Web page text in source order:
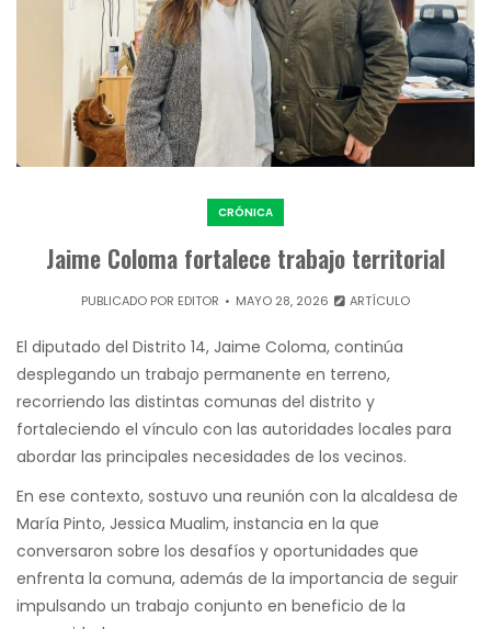
CRÓNICA
Jaime Coloma fortalece trabajo territorial
PUBLICADO POR EDITOR MAYO 28, 2026 ARTÍCULO
El diputado del Distrito 14, Jaime Coloma, continúa
desplegando un trabajo permanente en terreno,
recorriendo las distintas comunas del distrito y
fortaleciendo el vínculo con las autoridades locales para
abordar las principales necesidades de los vecinos.
En ese contexto, sostuvo una reunión con la alcaldesa de
María Pinto, Jessica Mualim, instancia en la que
conversaron sobre los desafíos y oportunidades que
enfrenta la comuna, además de la importancia de seguir
impulsando un trabajo conjunto en beneficio de la